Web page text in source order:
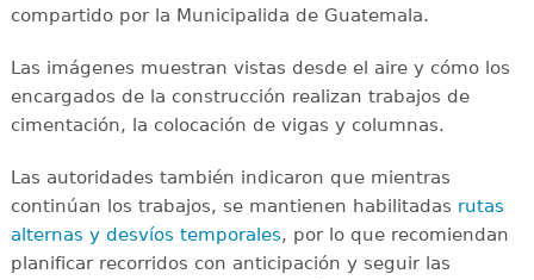
compartido por la Municipalida de Guatemala.
Las imágenes muestran vistas desde el aire y cómo los
encargados de la construcción realizan trabajos de
cimentación, la colocación de vigas y columnas.
Las autoridades también indicaron que mientras
continúan los trabajos, se mantienen habilitadas rutas
alternas y desvíos temporales, por lo que recomiendan
planificar recorridos con anticipación y seguir las